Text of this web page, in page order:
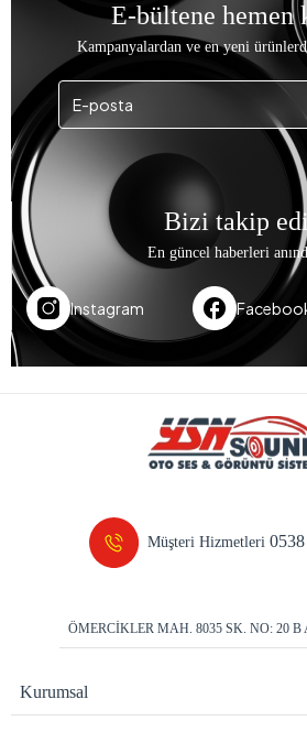
E-bültene hemen
Kampanyalardan ve en yeni
Bizi takip
En güncel haberleri
Instagram
Müşteri Hizmetleri
ÖMERCİKLER MAH. 8035 SK. NO: 20
Kurumsal